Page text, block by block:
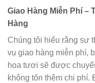
Giao Hàng Miễn Phí –
Hàng
Chúng tôi hiểu rằng sự
vụ giao hàng miễn phí,
hoa tươi sẽ được
không tốn thêm chi phí.